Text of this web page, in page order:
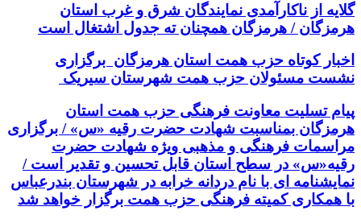
گلایه از ناکارآمدی نمایندگان شرق و غرب استان
هرمزگان / هرمزگان همچنان ته جدول اشتغال است
اخبار کوتاه حزب همت استان هرمزگان برگزاری
نشست مسئولان حزب همت شهرستان سیریک
پیام تسلیت معاونت فرهنگی حزب همت استان
هرمزگان بمناسبت شهادت حضرت رقیه «س» / برگزاری
مراسمات فرهنگی و مذهبی ویژه شهادت حضرت
رقیه«س» در سطح استان قابل تحسین و تقدیر است /
نمایشنامه ای با نام دردانه خرابه در شهرستان بندرعباس
با همکاری کمیته فرهنگی حزب همت برگزار خواهد شد